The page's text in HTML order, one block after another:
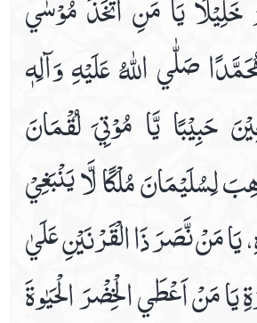
صَلّٰي اللّٰهُ عَلَيْهِ وَآلِهٖ
حَبِيْبًا يَّا مُوْتِيَ لُقْمَانَ
لِسُلَيْمَانَ مُلْكًا لَّا يَنْبَغِيْ
مَنْ نَّصَرَ ذَا الْقَرْنَيْنِ عَلَيٰ
يَا مَنْ اَعْطَي الْخِضْرَ الْحَيٰوةَ